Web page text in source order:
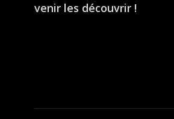
venir les découvrir !